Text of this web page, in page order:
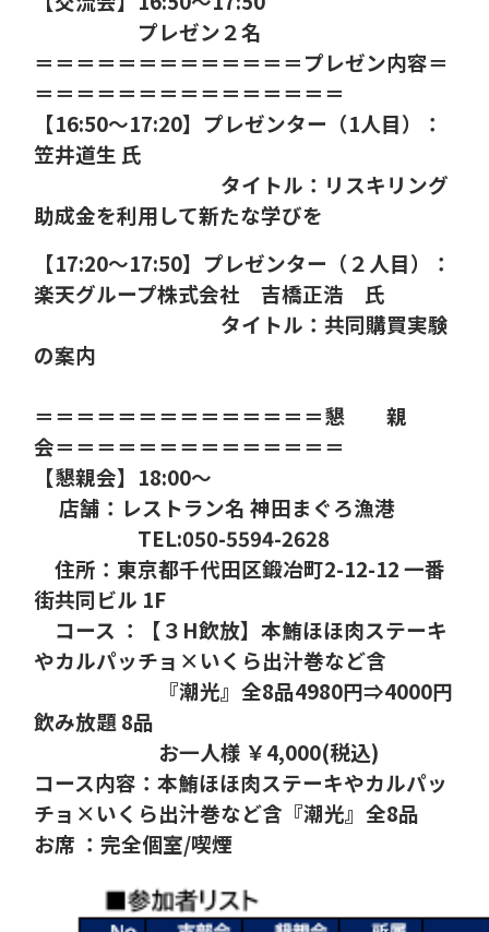
プレゼン２名
＝＝＝＝＝＝＝＝＝＝＝＝＝プレゼン内容＝
＝＝＝＝＝＝＝＝＝＝＝＝＝＝＝
【16:50～17:20】プレゼンター（1人目）：
笠井道生 氏
タイトル：リスキリング
助成金を利用して新たな学びを
【17:20～17:50】プレゼンター（２人目）：
楽天グループ株式会社 吉橋正浩 氏
タイトル：共同購買実験
の案内
＝＝＝＝＝＝＝＝＝＝＝＝＝＝懇 親
会＝＝＝＝＝＝＝＝＝＝＝＝＝＝
【懇親会】 18:00～
店舗：レストラン名 神田まぐろ漁港
TEL:050-5594-2628
住所：東京都千代田区鍛冶町2-12-12一番
街共同ビル 1F
コース ：
【３ H飲放】本鮪ほほ肉ステーキ
やカルパッチョ×いくら出汁巻など含
『潮光』全8品4980円⇒4000円
飲み放題8品
お一人様 ￥4,000(税込)
コース内容：本鮪ほほ肉ステーキやカルパッ
チョ×いくら出汁巻など含『潮光』全8品
お席 ：完全個室/喫煙